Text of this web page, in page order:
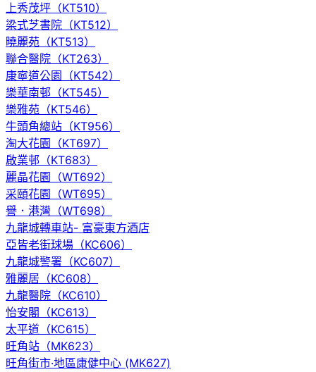
上秀茂坪（KT510）
梁式芝書院（KT512）
曉麗苑（KT513）
聯合醫院（KT263）
康寧道公園（KT542）
樂華南邨（KT545）
樂雅苑（KT546）
牛頭角總站（KT956）
淘大花園（KT697）
啟業邨（KT683）
麗晶花園（WT692）
采頤花園（WT695）
譽．港灣（WT698）
九龍城轉車站- 富豪東方酒店
亞皆老街球場（KC606）
九龍城警署（KC607）
雅麗居（KC608）
九龍醫院（KC610）
怡安閣（KC613）
太平道（KC615）
旺角站（MK623）
旺角街市·地區康健中心 (MK627)